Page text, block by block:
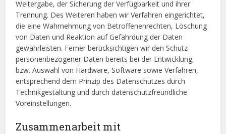
Weitergabe, der Sicherung der Verfügbarkeit und ihrer
Trennung. Des Weiteren haben wir Verfahren eingerichtet,
die eine Wahrnehmung von Betroffenenrechten, Löschung
von Daten und Reaktion auf Gefährdung der Daten
gewährleisten. Ferner berücksichtigen wir den Schutz
personenbezogener Daten bereits bei der Entwicklung,
bzw. Auswahl von Hardware, Software sowie Verfahren,
entsprechend dem Prinzip des Datenschutzes durch
Technikgestaltung und durch datenschutzfreundliche
Voreinstellungen.
Zusammenarbeit mit